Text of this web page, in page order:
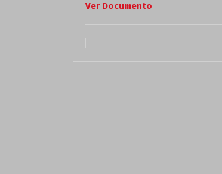
Ver Documento